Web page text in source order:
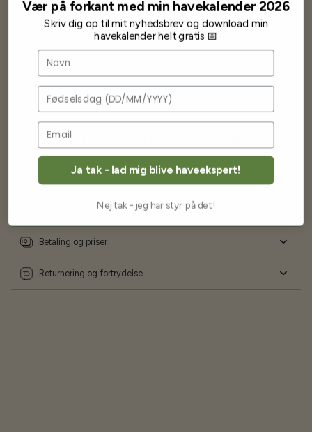
Jeg vil klart anbefale andre at købe her fra
Ofte stillede spørgsmål
Frøkvalitet og garanti
Betaling og priser
Returnering og fortrydelse
Vær på forkant med min havekalender 2026
Skriv dig op til mit nyhedsbrev og download min
havekalender helt gratis 📅
Navn
Fødselsdag
Ja tak - lad mig blive haveekspert!
Nej tak - jeg har styr på det!